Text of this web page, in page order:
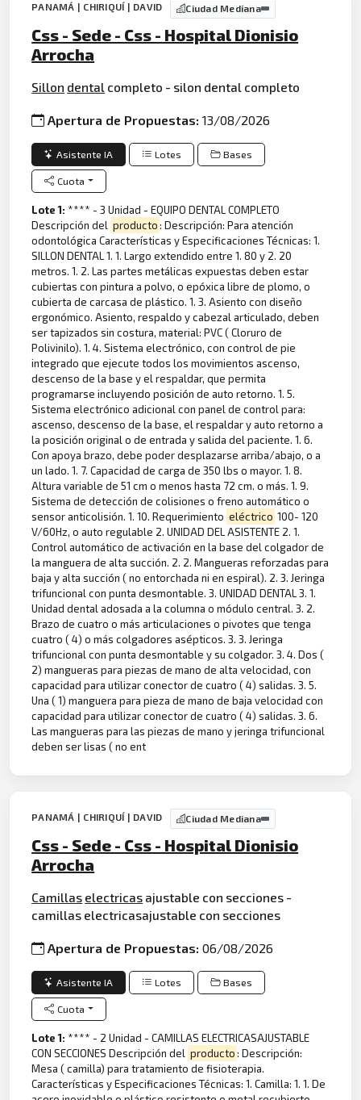
PANAMÁ | CHIRIQUÍ | DAVID Ciudad Mediana
Css - Sede - Css - Hospital Dionisio
Arrocha
Sillon dental completo - silon dental completo
Apertura de Propuestas:13/08/2026
Asistente IA Lotes Bases
Cuota
Lote 1: **** - 3 Unidad - EQUIPO DENTAL COMPLETO
Descripción del producto: Descripción: Para atención
odontológica Características y Especificaciones Técnicas: 1.
SILLON DENTAL 1. 1. Largo extendido entre 1. 80 y 2. 20
metros. 1. 2. Las partes metálicas expuestas deben estar
cubiertas con pintura a polvo, o epóxica libre de plomo, o
cubierta de carcasa de plástico. 1. 3. Asiento con diseño
ergonómico. Asiento, respaldo y cabezal articulado, deben
ser tapizados sin costura, material: PVC ( Cloruro de
Polivinilo). 1. 4. Sistema electrónico, con control de pie
integrado que ejecute todos los movimientos ascenso,
descenso de la base y el respaldar, que permita
programarse incluyendo posición de auto retorno. 1. 5.
Sistema electrónico adicional con panel de control para:
ascenso, descenso de la base, el respaldar y auto retorno a
la posición original o de entrada y salida del paciente. 1. 6.
Con apoya brazo, debe poder desplazarse arriba/abajo, o a
un lado. 1. 7. Capacidad de carga de 350 lbs o mayor. 1. 8.
Altura variable de 51 cm o menos hasta 72 cm. o más. 1. 9.
Sistema de detección de colisiones o freno automático o
sensor anticolisión. 1. 10. Requerimiento eléctrico 100- 120
V/60Hz, o auto regulable 2. UNIDAD DEL ASISTENTE 2. 1.
Control automático de activación en la base del colgador de
la manguera de alta succión. 2. 2. Mangueras reforzadas para
baja y alta succión ( no entorchada ni en espiral). 2. 3. Jeringa
trifuncional con punta desmontable. 3. UNIDAD DENTAL 3. 1.
Unidad dental adosada a la columna o módulo central. 3. 2.
Brazo de cuatro o más articulaciones o pivotes que tenga
cuatro ( 4) o más colgadores asépticos. 3. 3. Jeringa
trifuncional con punta desmontable y su colgador. 3. 4. Dos (
2) mangueras para piezas de mano de alta velocidad, con
capacidad para utilizar conector de cuatro ( 4) salidas. 3. 5.
Una ( 1) manguera para pieza de mano de baja velocidad con
capacidad para utilizar conector de cuatro ( 4) salidas. 3. 6.
Las mangueras para las piezas de mano y jeringa trifuncional
deben ser lisas ( no ent
PANAMÁ | CHIRIQUÍ | DAVID Ciudad Mediana
Css - Sede - Css - Hospital Dionisio
Arrocha
Camillas electricas ajustable con secciones -
camillas electricasajustable con secciones
Apertura de Propuestas:06/08/2026
Asistente IA Lotes Bases
Cuota
Lote 1: **** - 2 Unidad - CAMILLAS ELECTRICASAJUSTABLE
CON SECCIONES Descripción del producto: Descripción:
Mesa ( camilla) para tratamiento de fisioterapia.
Características y Especificaciones Técnicas: 1. Camilla: 1. 1. De